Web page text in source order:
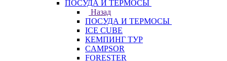
ПОСУДА И ТЕРМОСЫ
Назад
ПОСУДА И ТЕРМОСЫ
ICE CUBE
КЕМПИНГ ТУР
CAMPSOR
FORESTER